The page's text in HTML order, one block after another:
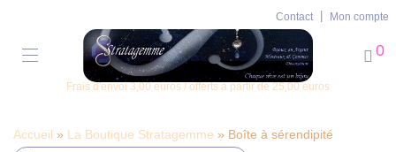
Contact Mon compte
0
Frais d'envoi 3,00 euros / offerts à partir de 25,00 euros
Accueil » La Boutique Stratagemme » Boîte à sérendipité